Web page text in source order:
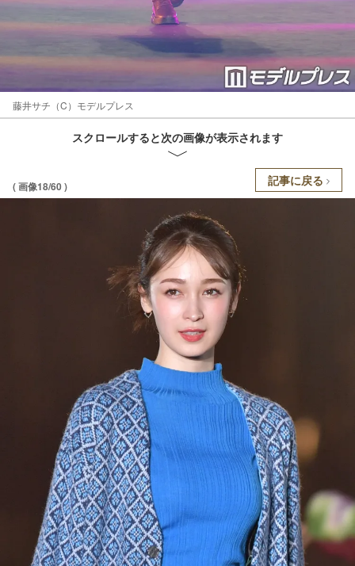
藤井サチ（C）モデルプレス
スクロールすると次の画像が表示されます
( 画像18/60 ) 記事に戻る